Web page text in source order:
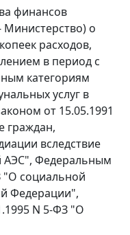
финансов
Министерство) о
расходов,
в период с
категориям
услуг в
от 15.05.1991
граждан,
вследствие
АЭС", Федеральным
"О социальной
Федерации",
N 5-ФЗ "О